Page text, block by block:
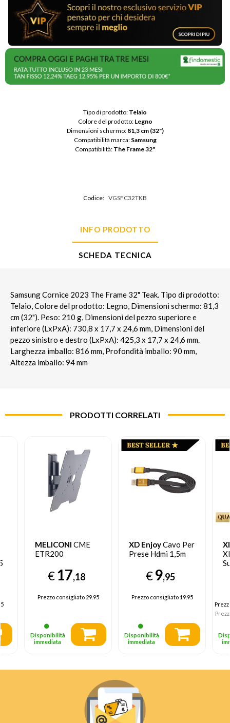
Tipo di prodotto: Telaio
Colore del prodotto: Legno
Dimensioni schermo: 81,3 cm (32")
Compatibilità marca: Samsung
Compatibilità: The Frame 32"
Codice: VGSFC32TKB
INFO PRODOTTO
SCHEDA TECNICA
Samsung Cornice 2023 The Frame 32" Teak. Tipo di prodotto:
Telaio, Colore del prodotto: Legno, Dimensioni schermo: 81,3
cm (32"). Peso: 210 g, Dimensioni del pezzo superiore e
inferiore (LxPxA): 730,8 x 17,7 x 24,6 mm, Dimensioni del
pezzo sinistro e destro (LxPxA): 425,3 x 17,7 x 24,6 mm.
Larghezza imballo: 816 mm, Profondità imballo: 90 mm,
Altezza imballo: 94 mm
PRODOTTI CORRELATI
MELICONI CME
ETR200
€17,18
Prezzo consigliato29.95
Disponibilità
immediata
XD EnjoyCavo Per
Prese Hdmi 1,5m
€9,95
Prezzo consigliato19.95
Disponibilità
immediata